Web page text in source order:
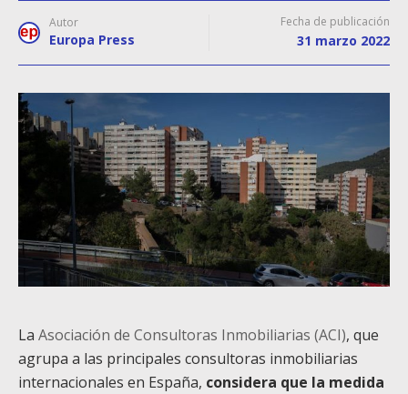
Autor
Europa Press
Fecha de publicación
31 marzo 2022
La Asociación de Consultoras Inmobiliarias (ACI), que
agrupa a las principales consultoras inmobiliarias
internacionales en España, considera que la medida